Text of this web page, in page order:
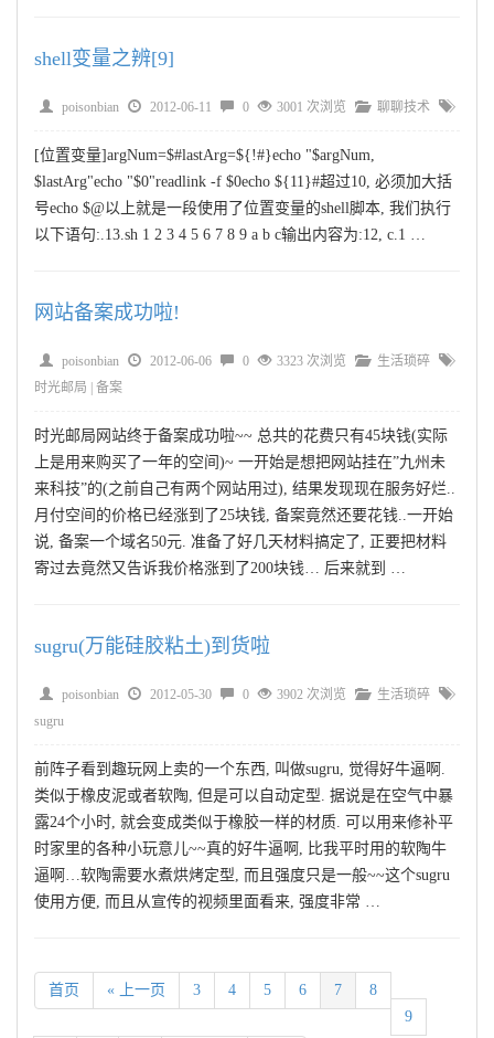
shell变量之辨[9]
poisonbian 2012-06-11 0 3001 次浏览 聊聊技术
[位置变量]argNum=$#lastArg=${!#}echo "$argNum,
$lastArg"echo "$0"readlink -f $0echo ${11}#超过10, 必须加大括
号echo $@以上就是一段使用了位置变量的shell脚本, 我们执行
以下语句:.13.sh 1 2 3 4 5 6 7 8 9 a b c输出内容为:12, c.1 …
网站备案成功啦!
poisonbian 2012-06-06 0 3323 次浏览
生活琐碎
时光邮局
备案
时光邮局网站终于备案成功啦~~ 总共的花费只有45块钱(实际
上是用来购买了一年的空间)~ 一开始是想把网站挂在”九州未
来科技”的(之前自己有两个网站用过), 结果发现现在服务好烂..
月付空间的价格已经涨到了25块钱, 备案竟然还要花钱..一开始
说, 备案一个域名50元. 准备了好几天材料搞定了, 正要把材料
寄过去竟然又告诉我价格涨到了200块钱… 后来就到 …
sugru(万能硅胶粘土)到货啦
poisonbian 2012-05-30 0 3902 次浏览
生活琐碎
sugru
前阵子看到趣玩网上卖的一个东西, 叫做sugru, 觉得好牛逼啊.
类似于橡皮泥或者软陶, 但是可以自动定型. 据说是在空气中暴
露24个小时, 就会变成类似于橡胶一样的材质. 可以用来修补平
时家里的各种小玩意儿~~真的好牛逼啊, 比我平时用的软陶牛
逼啊…软陶需要水煮烘烤定型, 而且强度只是一般~~这个sugru
使用方便, 而且从宣传的视频里面看来, 强度非常 …
首页 « 上一页 3 4 5 6 7
8
9